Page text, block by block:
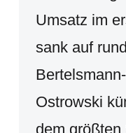
Umsatz im
sank auf
Ostrowski
dem größten